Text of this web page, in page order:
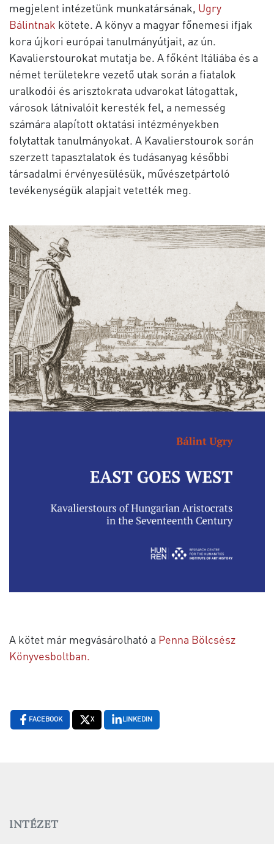
megjelent intézetünk munkatársának, Ugry
Bálintnak kötete. A könyv a magyar főnemesi ifjak
kora újkori európai tanulmányútjait, az ún.
Kavalierstourokat mutatja be. A főként Itáliába és a
német területekre vezető utak során a fiatalok
uralkodói és arisztokrata udvarokat látogattak,
városok látnivalóit keresték fel, a nemesség
számára alapított oktatási intézményekben
folytattak tanulmányokat. A Kavalierstourok során
szerzett tapasztalatok és tudásanyag későbbi
társadalmi érvényesülésük, művészetpártoló
tevékenységük alapjait vetették meg.
A kötet már megvásárolható a Penna Bölcsész
Könyvesboltban.
FACEBOOK X LINKEDIN
INTÉZET